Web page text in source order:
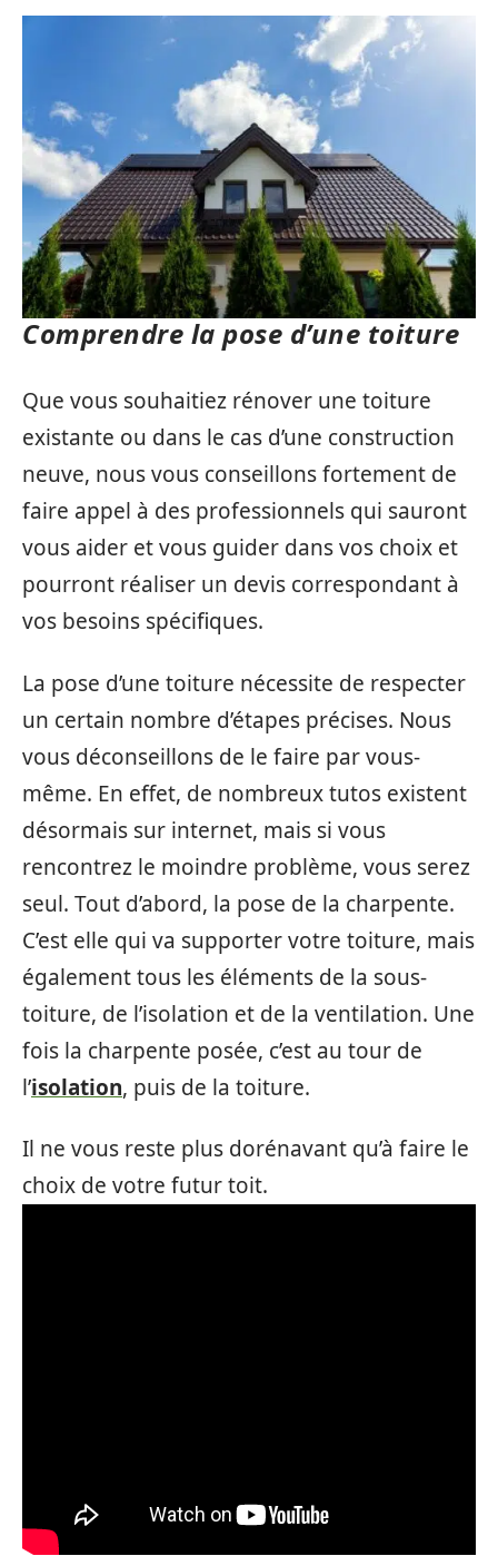
Comprendre la pose d’une toiture
Que vous souhaitiez rénover une toiture
existante ou dans le cas d’une construction
neuve, nous vous conseillons fortement de
faire appel à des professionnels qui sauront
vous aider et vous guider dans vos choix et
pourront réaliser un devis correspondant à
vos besoins spécifiques.
La pose d’une toiture nécessite de respecter
un certain nombre d’étapes précises. Nous
vous déconseillons de le faire par vous-
même. En effet, de nombreux tutos existent
désormais sur internet, mais si vous
rencontrez le moindre problème, vous serez
seul. Tout d’abord, la pose de la charpente.
C’est elle qui va supporter votre toiture, mais
également tous les éléments de la sous-
toiture, de l’isolation et de la ventilation. Une
fois la charpente posée, c’est au tour de
l’isolation, puis de la toiture.
Il ne vous reste plus dorénavant qu’à faire le
choix de votre futur toit.